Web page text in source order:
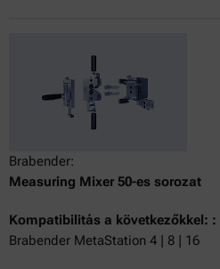
Brabender:
Measuring Mixer 50-es sorozat
Kompatibilitás a következőkkel: :
Brabender MetaStation 4 | 8 | 16